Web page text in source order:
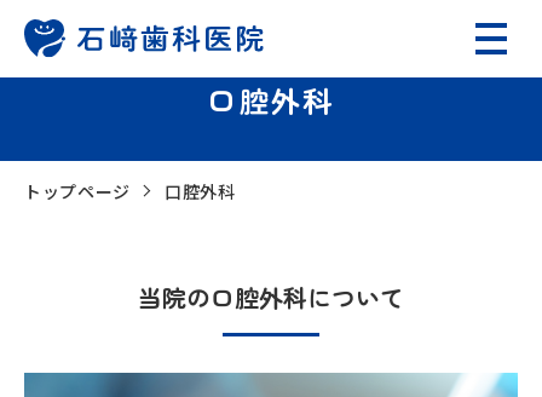
口腔外科
トップページ 口腔外科
当院の口腔外科について